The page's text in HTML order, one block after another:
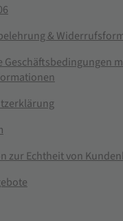
&
Geschäftsbedingungen
zur Echtheit von